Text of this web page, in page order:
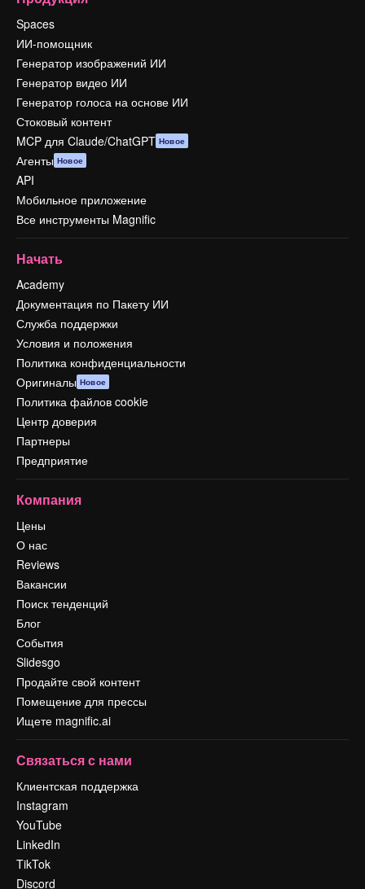
Spaces
ИИ-помощник
Генератор изображений ИИ
Генератор видео ИИ
Генератор голоса на основе ИИ
Стоковый контент
MCP для Claude/ChatGPT Новое
Агенты Новое
API
Мобильное приложение
Все инструменты Magnific
Начать
Academy
Документация по Пакету ИИ
Служба поддержки
Условия и положения
Политика конфиденциальности
Оригиналы Новое
Политика файлов cookie
Центр доверия
Партнеры
Предприятие
Компания
Цены
О нас
Reviews
Вакансии
Поиск тенденций
Блог
События
Slidesgo
Продайте свой контент
Помещение для прессы
Ищете magnific.ai
Связаться с нами
Клиентская поддержка
Instagram
YouTube
LinkedIn
TikTok
Discord